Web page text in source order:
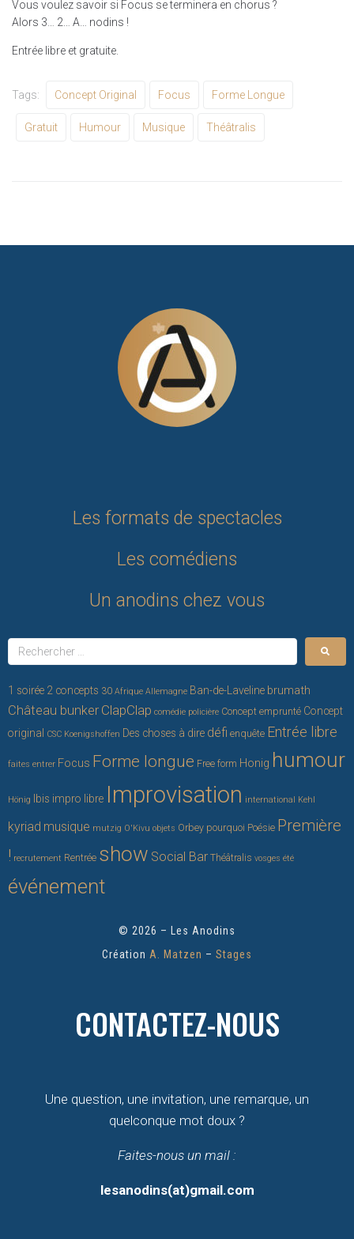
Vous voulez savoir si Focus se terminera en chorus ?
Alors 3… 2… A… nodins !
Entrée libre et gratuite.
Tags: Concept Original Focus Forme Longue
Gratuit Humour Musique Théâtralis
Les formats de spectacles
Les comédiens
Un anodins chez vous
1 soirée 2 concepts 30 Afrique Allemagne Ban-de-Laveline brumath
Château bunker ClapClap comédie policière Concept emprunté Concept
original
CSC Koenigshoffen Des choses à dire défi enquête Entrée libre
faites entrer Focus Forme longue Free form Honig humour
Hönig Ibis impro libre Improvisation international Kehl
kyriad musique mutzig O'Kivu objets Orbey pourquoi Poésie Première
! recrutement Rentrée show Social Bar Théâtralis vosges été
événement
© 2026 – Les Anodins
CréationA. Matzen – Stages
CONTACTEZ-NOUS
Une question, une invitation, une remarque, un
quelconque mot doux ?
Faites-nous un mail :
lesanodins(at)gmail.com